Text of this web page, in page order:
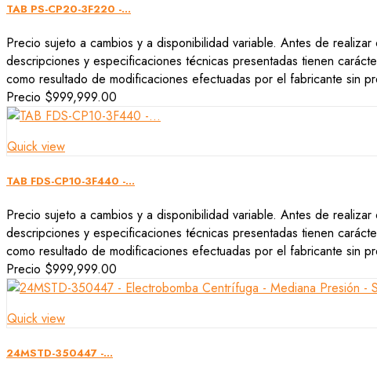
TAB PS-CP20-3F220 -...
Precio sujeto a cambios y a disponibilidad variable. Antes de
descripciones y especificaciones técnicas presentadas tienen
como resultado de modificaciones efectuadas por el fabricante sin
Precio $999,999.00
Quick view
TAB FDS-CP10-3F440 -...
Precio sujeto a cambios y a disponibilidad variable. Antes de
descripciones y especificaciones técnicas presentadas tienen
como resultado de modificaciones efectuadas por el fabricante sin
Precio $999,999.00
Quick view
24MSTD-350447 -...